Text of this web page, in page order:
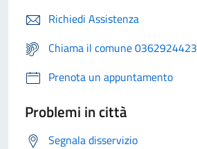
Richiedi Assistenza
Chiama il comune 0362924423
Prenota un appuntamento
Problemi in città
Segnala disservizio